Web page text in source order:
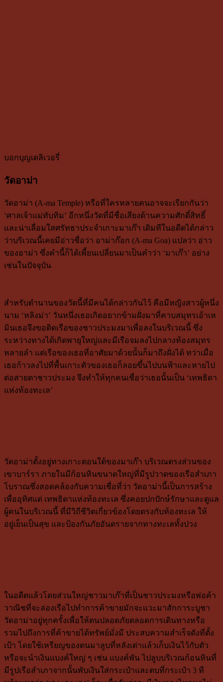
บอกบุญเดลิเวอรี่
วัดอาม่า
วัดอาม่า (A-ma Temple) หรือที่ใครหลายคนอาจจะเรียกกันว่า
‘ศาลเจ้าแม่ทับทิม’ อีกหนึ่งวัดที่มีชื่อเสียงด้านความศักดิ์สิทธิ์
และน่าเลื่อมใสศรัทธาประจำเกาะมาเก๊า เดิมทีในอดีตได้กล่าว
ว่าบริเวณนี้เคยมีอ่าวชื่อว่า อาม่าก๊อก (A-ma Goa) แปลว่า อ่าว
ของอาม่า ซึ่งคำนี้ก็ได้เพี้ยนเปลี่ยนมาเป็นคำว่า ‘มาเก๊า’ อย่าง
เช่นในปัจจุบัน
สำหรับตำนานของวัดนี้ที่มีคนได้กล่าวกันไว้ คือมีหญิงสาวผู้หนึ่ง
นาม ‘หลิงม่า’ วันหนึ่งเธอเกิดอยากข้ามฝั่งมาที่คาบสมุทรเอ้าเห
มินเธอจึงขอติดเรือของชาวประมงมาเพื่อลงในบริเวณนี้ ซึ่ง
ระหว่างทางได้เกิดพายุใหญ่และมีเรือจมลงไปกลางท้องสมุทร
หลายลำ แต่เรือของเธอที่อาศัยมาด้วยนั้นก็มาถึงฝั่งได้ ทว่าเมื่อ
เธอก้าวลงไปที่พื้นเกาะตัวของเธอก็ลอยขึ้นไปบนฟ้าและหายไป
ต่อสายตาชาวประมง จึงทำให้ทุกคนเชื่อว่าเธอนั้นเป็น ‘เทพธิดา
แห่งท้องทะเล’
วัดอาม่าตั้งอยู่ทางเกาะตอนใต้ของมาเก๊า บริเวณตรงส่วนของ
เขาบาร์รา ภายในมีก้อนหินขนาดใหญ่ที่มีรูปวาดของเรือสำเภา
โบราณซึ่งสอดคล้องกับความเชื่อที่ว่า วัดอาม่านี้เป็นการสร้าง
เพื่ออุทิศแด่ เทพธิดาแห่งท้องทะเล ซึ่งคอยปกปักษ์รักษาและดูแล
ผู้คนในบริเวณนี้ ที่มีวิถีชีวิตเกี่ยวข้องโดยตรงกับท้องทะเล ให้
อยู่เย็นเป็นสุข และป้องกันภัยอันตรายจากทางทะเลทั้งปวง
ในอดีตแล้วโดยส่วนใหญ่ชาวมาเก๊าที่เป็นชาวประมงหรือพ่อค้า
วาณิชที่จะล่องเรือไปทำการค้าขายมักจะแวะมาสักการะบูชา
วัดอาม่าอยู่ทุกครั้งเพื่อให้ตนปลอดภัยตลอดการเดินทางหรือ
รวมไปถึงการที่ค้าขายได้ทรัพย์มั่งมี ประสบความสำเร็จดังที่ตั้ง
เป้า โดยใช้เหรียญของตนมาลูบที่หลังเต่าแล้วเก็บเงินไว้กับตัว
หรือจะนำเงินแบงค์ใหญ่ ๆ เช่น แบงค์พัน ไปลูบบริเวณก้อนหินที่
มีรูปเรือสำเภาจากนั้นพับเงินใส่กระเป๋าและตบที่กระเป๋า 3 ที